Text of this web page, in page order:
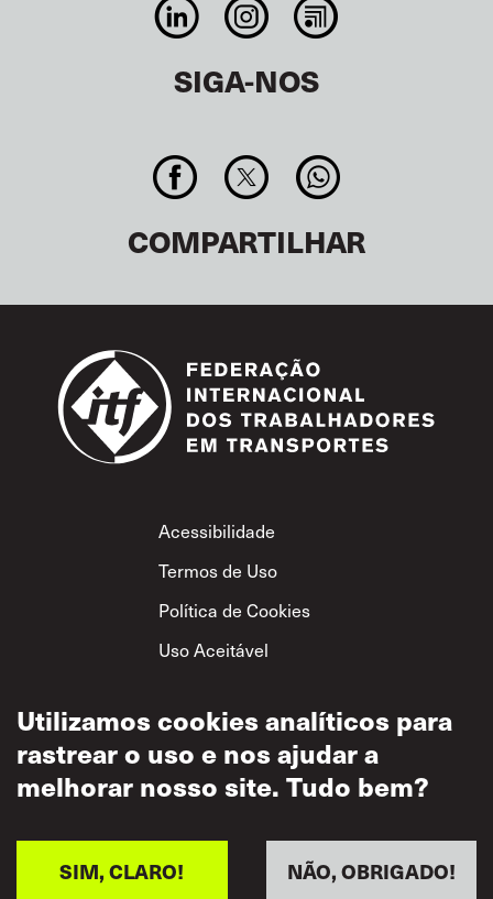
SIGA-NOS
COMPARTILHAR
Footer
Acessibilidade
Termos de Uso
Política de Cookies
Uso Aceitável
Privacidade
Política de Respeito
Utilizamos cookies analíticos para
rastrear o uso e nos ajudar a
melhorar nosso site. Tudo bem?
NÃO, OBRIGADO!
SIM, CLARO!